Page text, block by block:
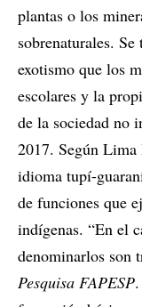
plantas o los
sobrenaturales.
exotismo que los
escolares y la
de la sociedad no
2017. Según
idioma tupí-
de funciones que
indígenas. “En el
denominarlos son
Pesquisa FAPESP